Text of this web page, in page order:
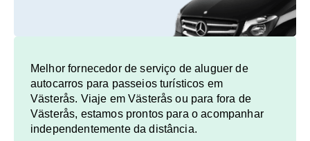
Melhor fornecedor de serviço de aluguer de
autocarros para passeios turísticos em
Västerås. Viaje em Västerås ou para fora de
Västerås, estamos prontos para o acompanhar
independentemente da distância.